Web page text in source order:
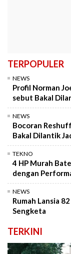
TERPOPULER
NEWS
Profil Norman
sebut Bakal
NEWS
Bocoran
Bakal Dilantik
TEKNO
4 HP Murah
dengan
NEWS
Rumah Lansia
Sengketa
TERKINI